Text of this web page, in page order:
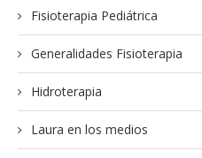
Fisioterapia Pediátrica
Generalidades Fisioterapia
Hidroterapia
Laura en los medios